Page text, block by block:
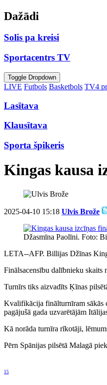
Dažādi
Solis pa kreisi
Sportacentrs TV
Toggle Dropdown
LIVE Futbols Basketbols TV4
Lasītava
Klausītava
Sporta špikeris
Kingas kausa
2025-04-10 15:18 Ulvis Brože
Džasmīna Paolīni. Foto:
LETA--AFP. Billijas Džīnas
Finālsacensību dalībnieku skaits
Turnīrs tiks aizvadīts Ķīnas
Kvalifikācija finālturnīram sākās
pagājušā gada uzvarētājām
Kā norāda turnīra rīkotāji,
Pērn Spānijas pilsētā Malagā
15